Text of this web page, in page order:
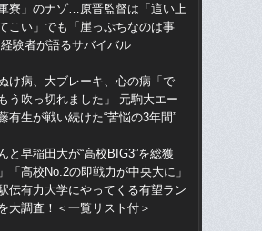
軍寮」のナゾ…原晋監督は「這い上
こい」でも「崖っぷちなのは事
験者が語るサバイバル
け病、大ブレーキ、心の病「で
う吹っ切れました」 元駒大エー
有生が戦い続けた“苦悩の3年間”
と早稲田大が“高校BIG3”を総獲
「高校No.2の即戦力が中央大に」
伝有力大学にやってくる有望ラン
大調査！＜一覧リスト付＞